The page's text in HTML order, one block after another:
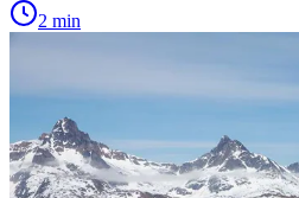
2 min